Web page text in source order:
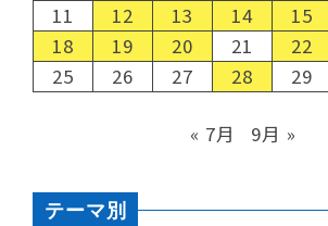
11
12 13 14 15
18
19 20 21 22
25
26 27 28 29
« 7月 9月 »
テーマ別